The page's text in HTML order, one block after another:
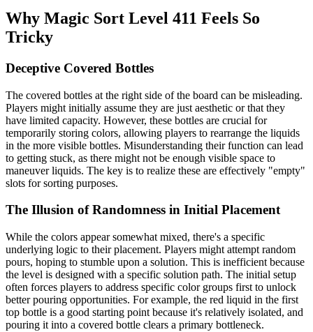
Why Magic Sort Level 411 Feels So
Tricky
Deceptive Covered Bottles
The covered bottles at the right side of the board can be misleading.
Players might initially assume they are just aesthetic or that they
have limited capacity. However, these bottles are crucial for
temporarily storing colors, allowing players to rearrange the liquids
in the more visible bottles. Misunderstanding their function can lead
to getting stuck, as there might not be enough visible space to
maneuver liquids. The key is to realize these are effectively "empty"
slots for sorting purposes.
The Illusion of Randomness in Initial Placement
While the colors appear somewhat mixed, there's a specific
underlying logic to their placement. Players might attempt random
pours, hoping to stumble upon a solution. This is inefficient because
the level is designed with a specific solution path. The initial setup
often forces players to address specific color groups first to unlock
better pouring opportunities. For example, the red liquid in the first
top bottle is a good starting point because it's relatively isolated, and
pouring it into a covered bottle clears a primary bottleneck.